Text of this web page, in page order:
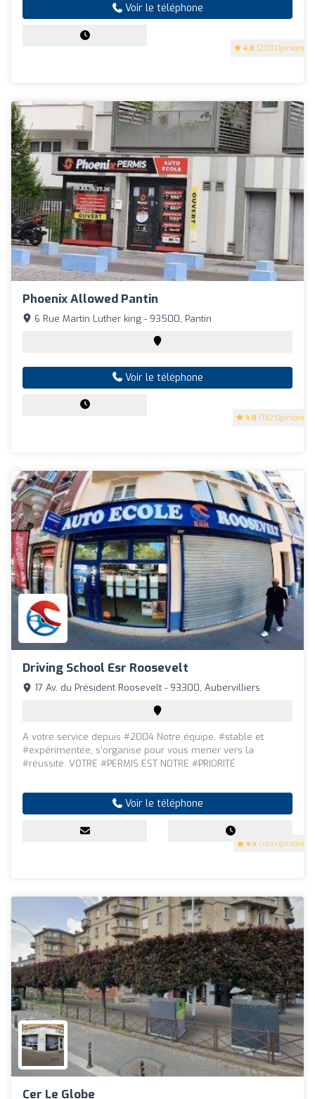
4.6 (200 Opinions)
Voir le téléphone
Phoenix Allowed Pantin
4.8 (182 Opinions)
6 Rue Martin Luther king - 93500, Pantin
Voir le téléphone
Driving School Esr Roosevelt
4.5 (183 Opinions)
17 Av. du Président Roosevelt - 93300, Aubervilliers
A votre service depuis #2004 Notre équipe, #stable et
#expérimentée, s’organise pour vous mener vers la
#réussite. VOTRE #PERMIS EST NOTRE #PRIORITÉ
Voir le téléphone
Cer Le Globe